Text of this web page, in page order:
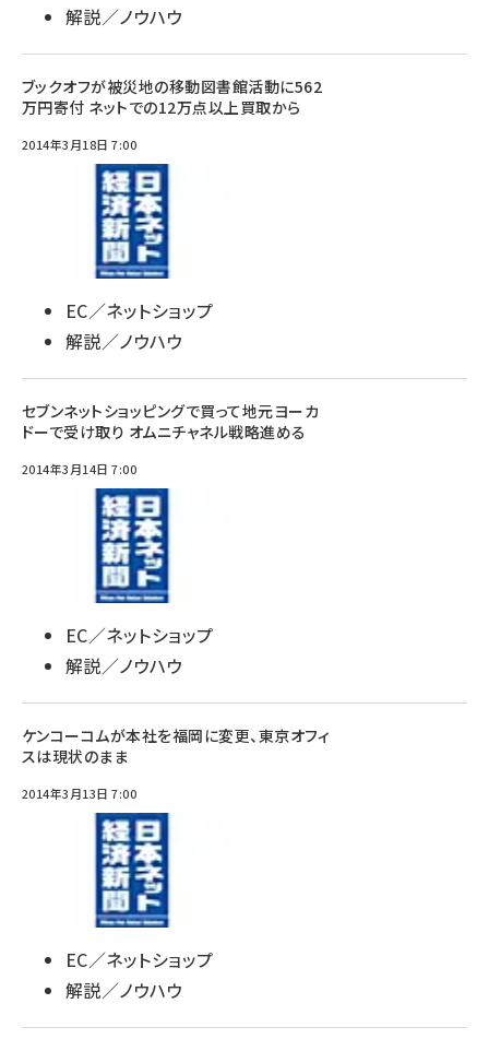
解説／ノウハウ
ブックオフが被災地の移動図書館活動に562
万円寄付 ネットでの12万点以上買取から
2014年3月18日 7:00
EC／ネットショップ
解説／ノウハウ
セブンネットショッピングで買って地元ヨーカ
ドーで受け取り オムニチャネル戦略進める
2014年3月14日 7:00
EC／ネットショップ
解説／ノウハウ
ケンコーコムが本社を福岡に変更、東京オフィ
スは現状のまま
2014年3月13日 7:00
EC／ネットショップ
解説／ノウハウ